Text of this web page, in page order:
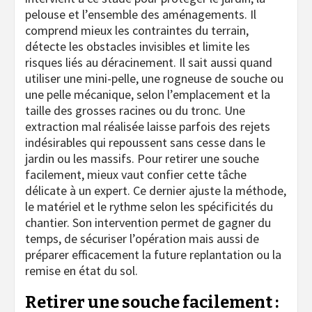
pelouse et l’ensemble des aménagements. Il
comprend mieux les contraintes du terrain,
détecte les obstacles invisibles et limite les
risques liés au déracinement. Il sait aussi quand
utiliser une mini-pelle, une rogneuse de souche ou
une pelle mécanique, selon l’emplacement et la
taille des grosses racines ou du tronc. Une
extraction mal réalisée laisse parfois des rejets
indésirables qui repoussent sans cesse dans le
jardin ou les massifs. Pour retirer une souche
facilement, mieux vaut confier cette tâche
délicate à un expert. Ce dernier ajuste la méthode,
le matériel et le rythme selon les spécificités du
chantier. Son intervention permet de gagner du
temps, de sécuriser l’opération mais aussi de
préparer efficacement la future replantation ou la
remise en état du sol.
Retirer une souche facilement :